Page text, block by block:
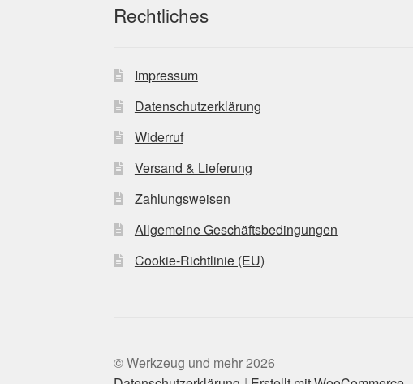
Rechtliches
Impressum
Datenschutzerklärung
Widerruf
Versand & Lieferung
Zahlungsweisen
Allgemeine Geschäftsbedingungen
Cookie-Richtlinie (EU)
© Werkzeug und mehr 2026